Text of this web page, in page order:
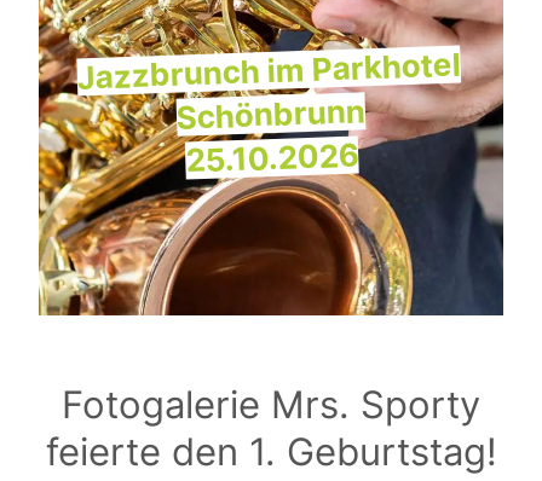
Jazzbrunch im Parkhotel
Schönbrunn
25.10.2026
Fotogalerie Mrs. Sporty
feierte den 1. Geburtstag!